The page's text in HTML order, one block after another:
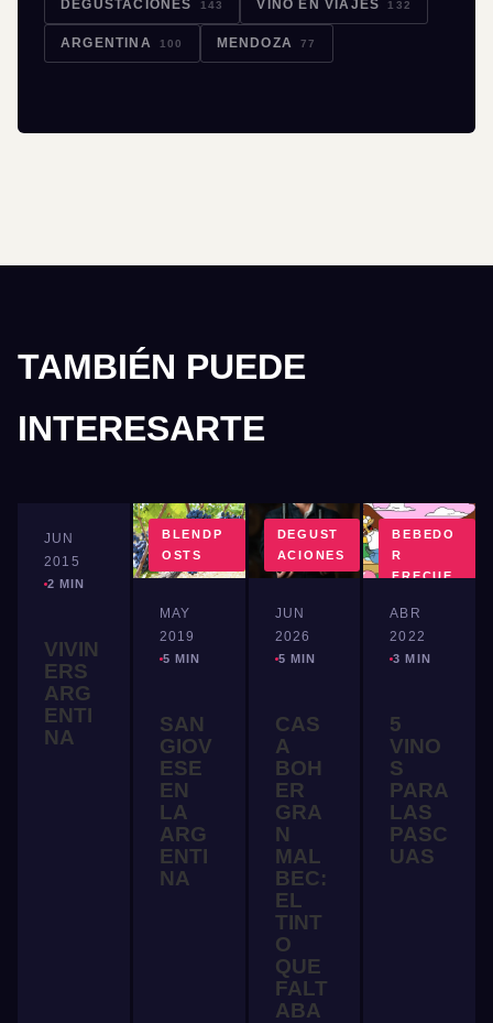
DEGUSTACIONES 143 VINO EN VIAJES 132
ARGENTINA 100 MENDOZA 77
TAMBIÉN PUEDE
INTERESARTE
MUNDO
VINO
JUN
2015
2 MIN
VIVIN
ERS
ARG
ENTI
NA
BLENDP
OSTS
MAY
2019
5 MIN
SAN
GIOV
ESE
EN
LA
ARG
ENTI
NA
DEGUST
ACIONES
JUN
2026
5 MIN
CAS
A
BOH
ER
GRA
N
MAL
BEC:
EL
TINT
O
QUE
FALT
ABA
BEBEDO
R
FRECUE
ABR
2022
3 MIN
5
VINO
S
PARA
LAS
PASC
UAS